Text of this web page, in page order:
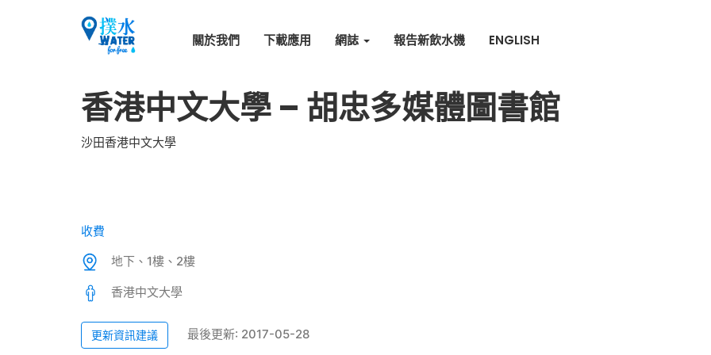
關於我們 下載應用 網誌 報告新飲水機 ENGLISH
香港中文大學 – 胡忠多媒體圖書館
沙田香港中文大學
收費
地下、1樓、2樓
香港中文大學
更新資訊建議 最後更新: 2017-05-28